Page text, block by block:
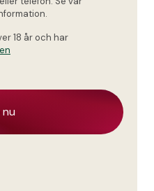
18 år och har